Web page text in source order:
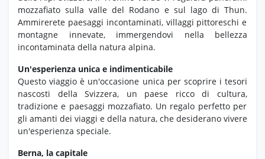
mozzafiato sulla valle del Rodano e sul lago di Thun.
Ammirerete paesaggi incontaminati,villaggi pittoreschi e
montagne innevate,immergendovi nella bellezza
incontaminata della natura alpina.
Un'esperienza unica e indimenticabile
Questo viaggio è un'occasione unica per scoprire i tesori
nascosti della Svizzera, un paese ricco di cultura,
tradizione e paesaggi mozzafiato. Un regalo perfetto per
gli amanti dei viaggi e della natura, che desiderano vivere
un'esperienza speciale.
Berna, la capitale